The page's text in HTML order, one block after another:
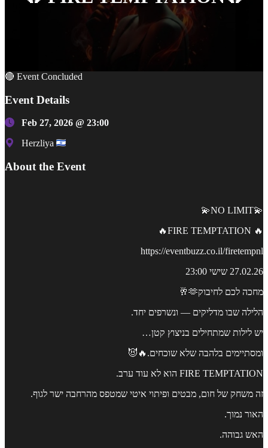
🔴 Event Concluded
Event Details
Feb 27, 2026 @ 23:00
Herzliya
About the Event
💫NO LIMIT💫
🔥 FIRE TEMPTATION🔥
https://eventbuzz.co.il/firetempnl
27.02.26 שישי 23:00
מחכה לכם לחיבוק🫶🥂
הלילה שבו מדליקים — ונשרפים יחד.
יש לילות שמתחילים בניצוץ קטן…
ומסתיימים בלהבה שלא שוכחים.🔥😈
FIRE TEMPTATION הוא לא עוד ערב.
זה משחק של חום, מבטים ופיתוי איטי שמטפס מהרחבה ישר לגוף.
האור נמוך.
האש גבוהה.